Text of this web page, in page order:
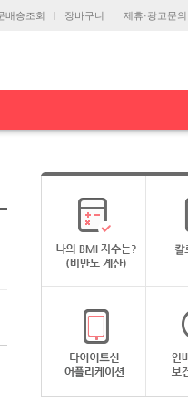
배송조회 장바구니 제휴·광고문의